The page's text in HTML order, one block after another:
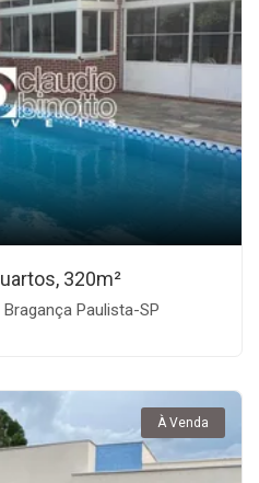
320m²
Paulista-SP
À Venda